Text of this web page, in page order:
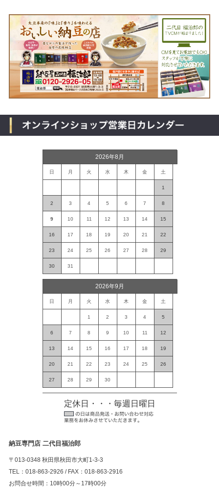
2026年8月
日 月 火 水 木 金 土
1
2 3 4 5 6 7 8
9 10 11 12 13 14 15
16 17 18 19 20 21 22
23 24 25 26 27 28 29
30 31
2026年9月
日 月 火 水 木 金 土
1 2 3 4 5
6 7 8 9 10 11 12
13 14 15 16 17 18 19
20 21 22 23 24 25 26
27 28 29 30
定休日・・・毎週日曜日
納豆専門店 二代目福治郎
〒013-0348 秋田県秋田市大町1-3-3
TEL：018-863-2926 / FAX：018-863-2916
お問合せ時間：10時00分～17時00分